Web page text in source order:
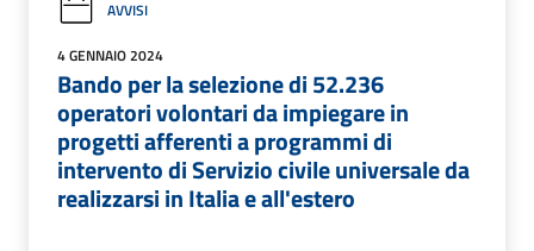
AVVISI
4 GENNAIO 2024
Bando per la selezione di 52.236
operatori volontari da impiegare in
progetti afferenti a programmi di
intervento di Servizio civile universale da
realizzarsi in Italia e all'estero